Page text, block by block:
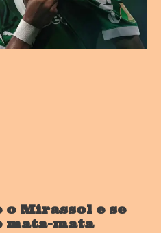
o Mirassol e se
mata-mata